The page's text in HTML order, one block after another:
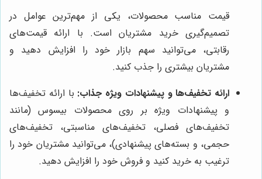
قیمت مناسب محصولات، یکی از مهم‌ترین عوامل در
تصمیم‌گیری خرید مشتریان است. با ارائه قیمت‌های
رقابتی، می‌توانید سهم بازار خود را افزایش دهید و
مشتریان بیشتری را جذب کنید.
ارائه تخفیف‌ها و پیشنهادات ویژه جذاب: با ارائه تخفیف‌ها
و پیشنهادات ویژه بر روی محصولات بیسوس (مانند
تخفیف‌های فصلی، تخفیف‌های مناسبتی، تخفیف‌های
حجمی، و بسته‌های پیشنهادی)، می‌توانید مشتریان خود را
ترغیب به خرید کنید و فروش خود را افزایش دهید.